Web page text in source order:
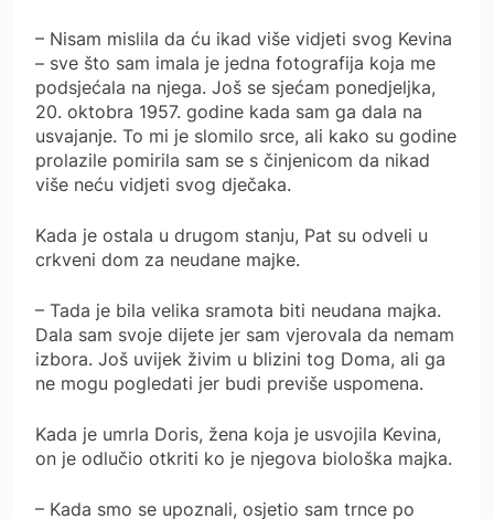
– Nisam mislila da ću ikad više vidjeti svog Kevina
– sve što sam imala je jedna fotografija koja me
podsjećala na njega. Još se sjećam ponedjeljka,
20. oktobra 1957. godine kada sam ga dala na
usvajanje. To mi je slomilo srce, ali kako su godine
prolazile pomirila sam se s činjenicom da nikad
više neću vidjeti svog dječaka.
Kada je ostala u drugom stanju, Pat su odveli u
crkveni dom za neudane majke.
– Tada je bila velika sramota biti neudana majka.
Dala sam svoje dijete jer sam vjerovala da nemam
izbora. Još uvijek živim u blizini tog Doma, ali ga
ne mogu pogledati jer budi previše uspomena.
Kada je umrla Doris, žena koja je usvojila Kevina,
on je odlučio otkriti ko je njegova biološka majka.
– Kada smo se upoznali, osjetio sam trnce po